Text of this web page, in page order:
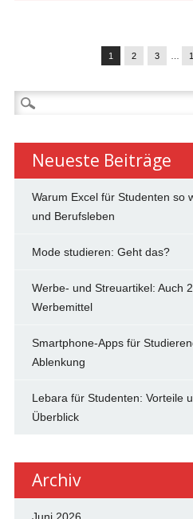
1 2 3
Suchen
nach:
Neueste Beiträge
Warum Excel für Studenten so
und Berufsleben
Mode studieren: Geht das?
Werbe- und Streuartikel: Auch
Werbemittel
Smartphone-Apps für
Ablenkung
Lebara für Studenten: Vorteile
Überblick
Archiv
Juni 2026